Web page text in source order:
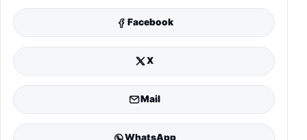
Facebook
X
Mail
WhatsApp